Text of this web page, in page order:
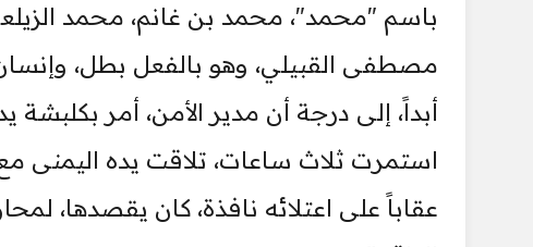
باسم "محمد"، محمد بن غانم، محمد
مصطفى القبيلي، وهو بالفعل بطل،
أبداً، إلى درجة أن مدير الأمن، أمر بكلبشة
استمرت ثلاث ساعات، تلاقت يده اليمنى
عقاباً على اعتلائه نافذة، كان يقصدها،